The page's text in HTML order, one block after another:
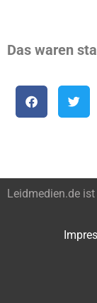
Das waren
Leidmedien.de